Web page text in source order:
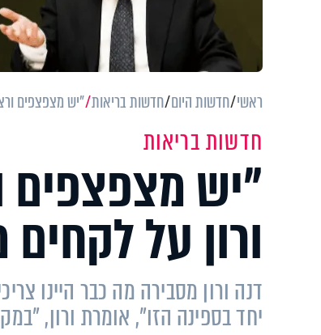
ראשי חדשות היום חדשות בריאות "יש מצפצפים
חדשות בריאות
"יש מצפצפים
ורון על
דנה ורון מסבירה מה כבר היינו
יחד בספינה הזו", אומרת ורון,